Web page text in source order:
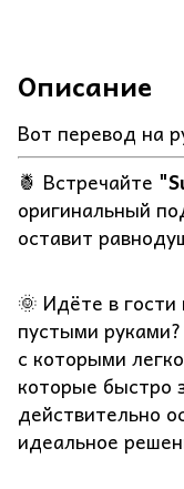
Описание
Вот перевод на
🍍 Встречайте
оригинальный
оставит
🌞 Идёте в
пустыми
с которыми
которые быстро
действительно
идеальное